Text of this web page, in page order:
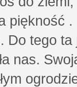
piękność
Do tego
nas.